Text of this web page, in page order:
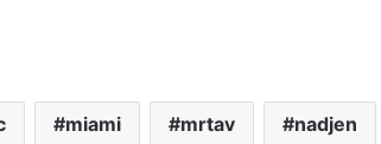
miami mrtav nadjen